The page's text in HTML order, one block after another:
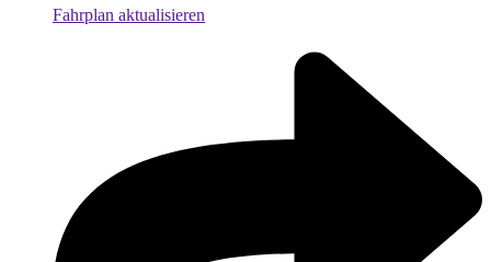
Fahrplan aktualisieren